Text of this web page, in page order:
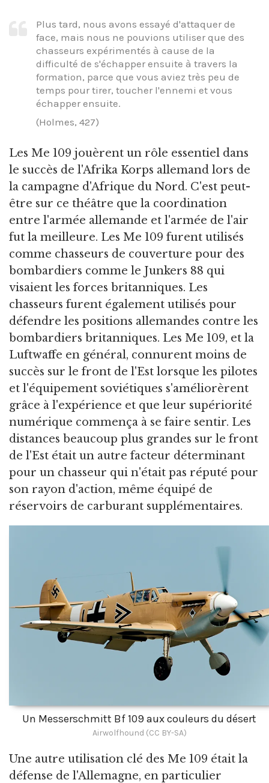
Plus tard, nous avons essayé d'attaquer de
face, mais nous ne pouvions utiliser que des
chasseurs expérimentés à cause de la
difficulté de s'échapper ensuite à travers la
formation, parce que vous aviez très peu de
temps pour tirer, toucher l'ennemi et vous
échapper ensuite.
(Holmes, 427)
Les Me 109 jouèrent un rôle essentiel dans
le succès de l'Afrika Korps allemand lors de
la campagne d'Afrique du Nord. C'est peut-
être sur ce théâtre que la coordination
entre l'armée allemande et l'armée de l'air
fut la meilleure. Les Me 109 furent utilisés
comme chasseurs de couverture pour des
bombardiers comme le Junkers 88 qui
visaient les forces britanniques. Les
chasseurs furent également utilisés pour
défendre les positions allemandes contre les
bombardiers britanniques. Les Me 109, et la
Luftwaffe en général, connurent moins de
succès sur le front de l'Est lorsque les pilotes
et l'équipement soviétiques s'améliorèrent
grâce à l'expérience et que leur supériorité
numérique commença à se faire sentir. Les
distances beaucoup plus grandes sur le front
de l'Est était un autre facteur déterminant
pour un chasseur qui n'était pas réputé pour
son rayon d'action, même équipé de
réservoirs de carburant supplémentaires.
Un Messerschmitt Bf 109 aux couleurs du désert
Airwolfhound (CC BY-SA)
Une autre utilisation clé des Me 109 était la
défense de l'Allemagne, en particulier